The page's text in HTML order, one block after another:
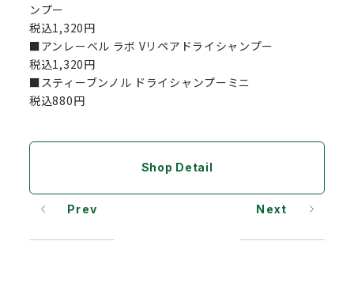
ンプー
税込1,320円
■アンレーベル ラボ Vリペアドライシャンプー
税込1,320円
■スティーブンノル ドライシャンプーミニ
税込880円
Shop Detail
Prev Next